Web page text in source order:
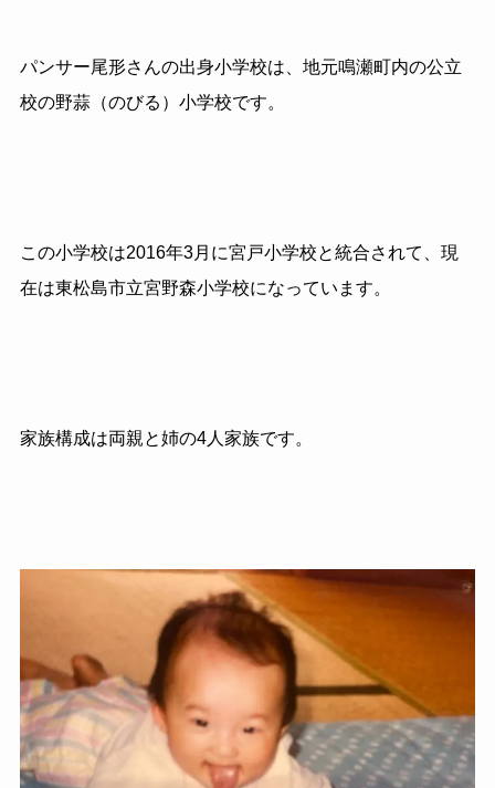
パンサー尾形さんの出身小学校は、地元鳴瀬町内の公立
校の野蒜（のびる）小学校です。
この小学校は2016年3月に宮戸小学校と統合されて、現
在は東松島市立宮野森小学校になっています。
家族構成は両親と姉の4人家族です。